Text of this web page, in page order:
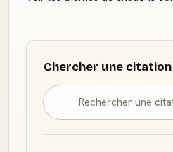
Chercher une citation